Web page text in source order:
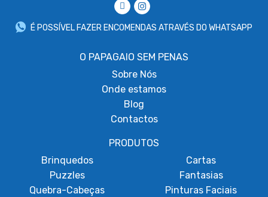
É POSSÍVEL FAZER ENCOMENDAS ATRAVÉS DO WHATSAPP
O PAPAGAIO SEM PENAS
Sobre Nós
Onde estamos
Blog
Contactos
PRODUTOS
Brinquedos
Puzzles
Quebra-Cabeças
Cartas
Fantasias
Pinturas Faciais